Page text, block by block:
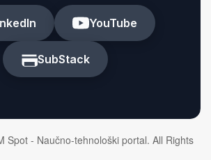
YouTube
SubStack
Spot - Naučno-tehnološki portal. All Rights